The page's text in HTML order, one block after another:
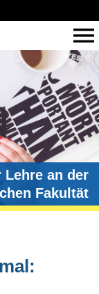
an der
Fakultät